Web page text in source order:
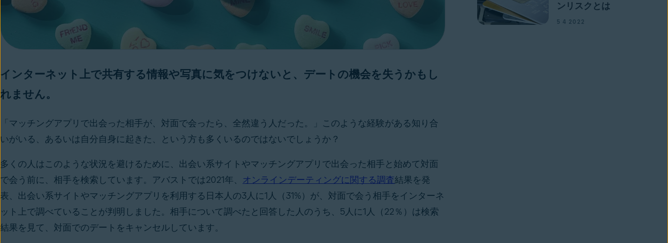
インターネット上で共有する情報や写真に気をつけないと、デートの機会を失うかもし
れません。
「マッチングアプリで出会った相手が、対面で会ったら、全然違う人だった。」このような経験がある知り合
いがいる、あるいは自分自身に起きた、という方も多くいるのではないでしょうか？
多くの人はこのような状況を避けるために、出会い系サイトやマッチングアプリで出会った相手と始めて対面
で会う前に、相手を検索しています。アバストでは2021年、 オンラインデーティングに関する調査結果を発
表、出会い系サイトやマッチングアプリを利用する日本人の3人に1人（31%）が、対面で会う相手をインターネ
ット上で調べていることが判明しました。相手について調べたと回答した人のうち、5人に1人（22％）は検索
結果を見て、対面でのデートをキャンセルしています。
ンリスクとは
5 4 2022